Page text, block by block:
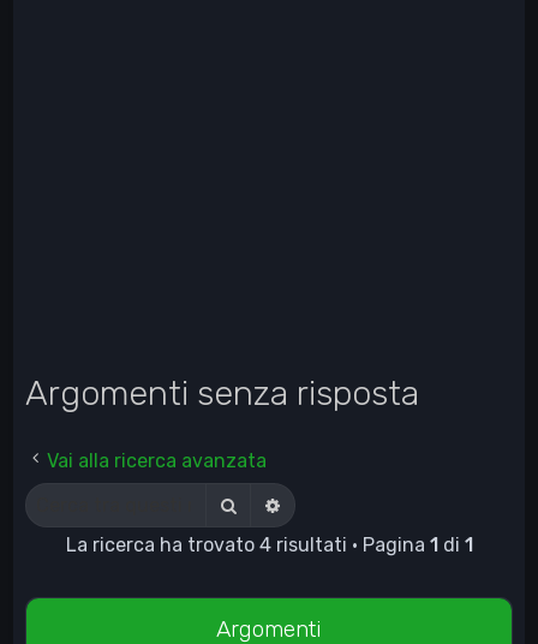
Argomenti senza risposta
Vai alla ricerca avanzata
Cerca
Ricerca avanzata
La ricerca ha trovato 4 risultati • Pagina 1 di 1
Argomenti